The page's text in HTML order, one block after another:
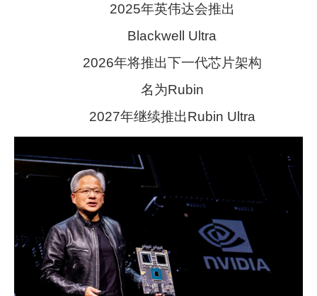
2025年英伟达会推出
Blackwell Ultra
2026年将推出下一代芯片架构
名为Rubin
2027年继续推出Rubin Ultra